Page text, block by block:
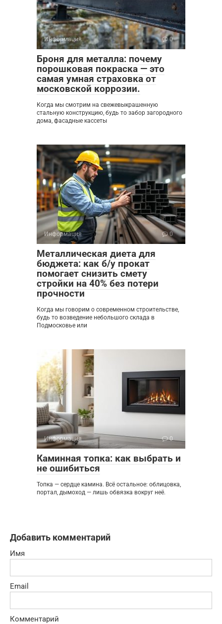
Информация 0
Броня для металла: почему
порошковая покраска — это
самая умная страховка от
московской коррозии.
Когда мы смотрим на свежевыкрашенную
стальную конструкцию, будь то забор загородного
дома, фасадные кассеты
Информация 0
Металлическая диета для
бюджета: как б/у прокат
помогает снизить смету
стройки на 40% без потери
прочности
Когда мы говорим о современном строительстве,
будь то возведение небольшого склада в
Подмосковье или
Информация 0
Каминная топка: как выбрать и
не ошибиться
Топка — сердце камина. Всё остальное: облицовка,
портал, дымоход — лишь обвязка вокруг неё.
Добавить комментарий
Имя
Email
Комментарий